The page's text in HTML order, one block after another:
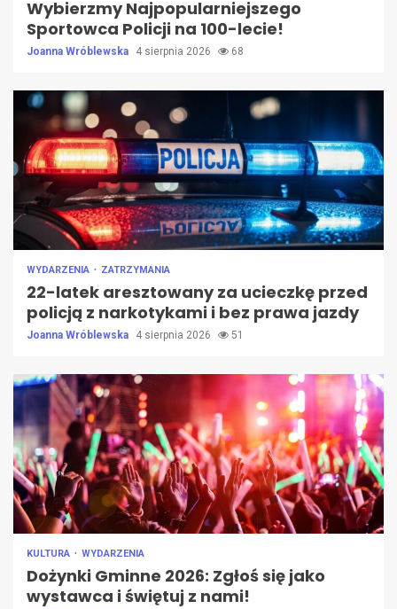
Wybierzmy Najpopularniejszego
Sportowca Policji na 100-lecie!
Joanna Wróblewska 4 sierpnia 2026 68
WYDARZENIA ZATRZYMANIA
22-latek aresztowany za ucieczkę przed
policją z narkotykami i bez prawa jazdy
Joanna Wróblewska 4 sierpnia 2026 51
KULTURA WYDARZENIA
Dożynki Gminne 2026: Zgłoś się jako
wystawca i świętuj z nami!